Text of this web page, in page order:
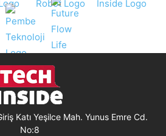
Katı Yeşilce Mah. Yunus Emre Cd.
No:8